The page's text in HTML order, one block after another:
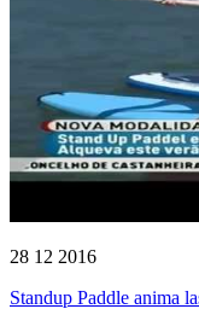
28 12 2016
Standup Paddle anima